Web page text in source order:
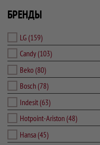
БРЕНДЫ
LG (159)
Candy(103)
Beko(80)
Bosch (78)
Indesit(63)
Hotpoint-Ariston (48)
Hansa(45)